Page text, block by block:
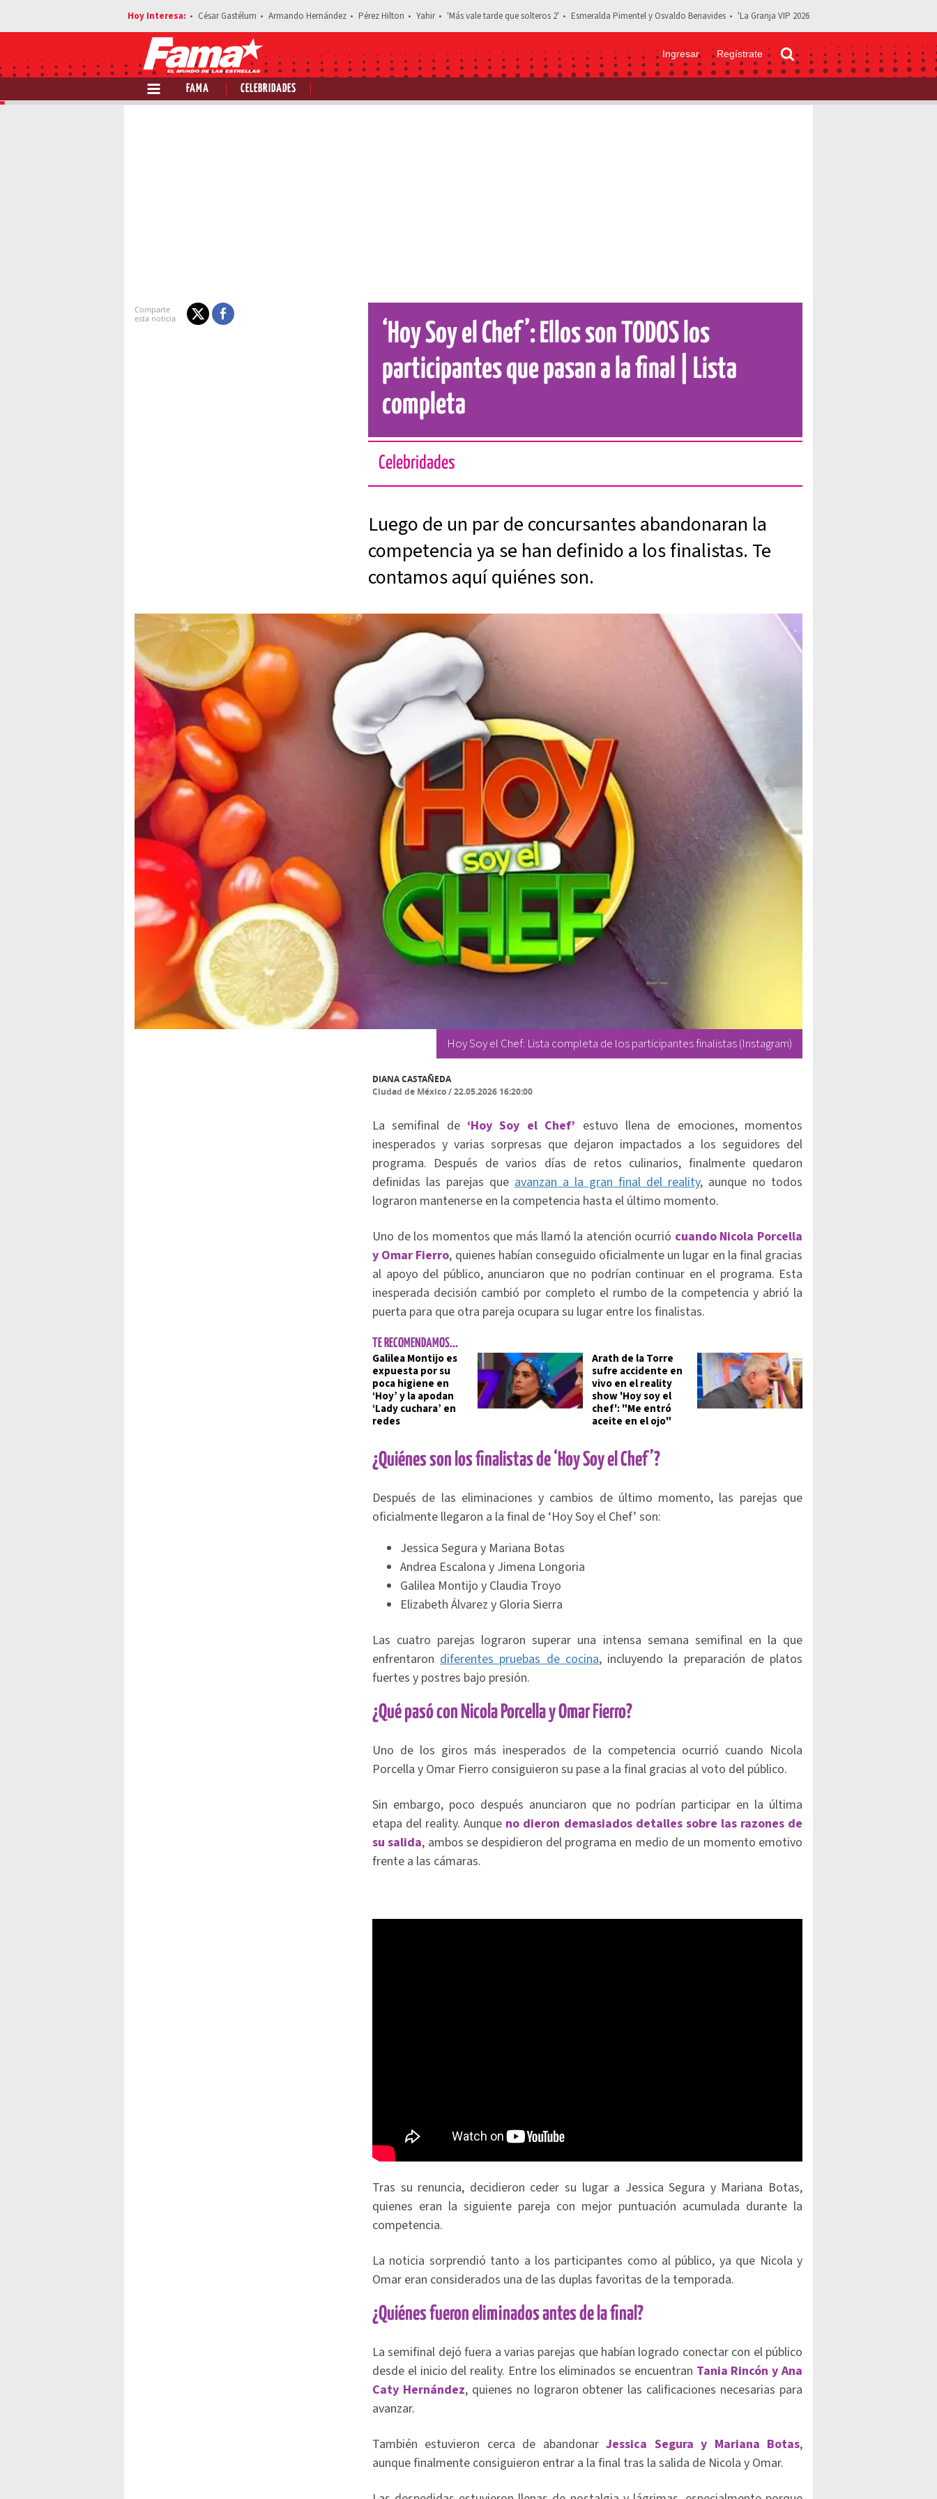
César Gastélum Armando Hernández Pérez Hilton Yahir 'Más vale tarde que solteros 2' Esmeralda Pimentel y Osvaldo Benavides 'La Granja VIP 2026
Ingresar Regístrate
FAMA CELEBRIDADES
Estás leyendo: ‘Hoy Soy el Chef’: Ellos son TODOS los participantes que pasan a la final | Lista completa
‘Hoy Soy el Chef’: Ellos son TODOS los
participantes que pasan a la final | Lista
completa
Celebridades
Luego de un par de concursantes abandonaran la
competencia ya se han definido a los finalistas. Te
contamos aquí quiénes son.
Hoy Soy el Chef: Lista completa de los participantes finalistas (Instagram)
DIANA CASTAÑEDA
Ciudad de México/22.05.2026 16:20:00
La semifinal de ‘Hoy Soy el Chef’ estuvo llena de emociones, momentos
inesperados y varias sorpresas que dejaron impactados a los seguidores del
programa. Después de varios días de retos culinarios, finalmente quedaron
definidas las parejas que avanzan a la gran final del reality, aunque no todos
lograron mantenerse en la competencia hasta el último momento.
Uno de los momentos que más llamó la atención ocurrió cuando Nicola Porcella
y Omar Fierro, quienes habían conseguido oficialmente un lugar en la final gracias
al apoyo del público, anunciaron que no podrían continuar en el programa. Esta
inesperada decisión cambió por completo el rumbo de la competencia y abrió la
puerta para que otra pareja ocupara su lugar entre los finalistas.
TE RECOMENDAMOS...
Galilea Montijo es
expuesta por su
poca higiene en
‘Hoy’ y la apodan
‘Lady cuchara’ en
redes
Arath de la Torre
sufre accidente en
vivo en el reality
show 'Hoy soy el
chef': "Me entró
aceite en el ojo"
¿Quiénes son los finalistas de ‘Hoy Soy el Chef’?
Después de las eliminaciones y cambios de último momento, las parejas que
oficialmente llegaron a la final de ‘Hoy Soy el Chef’ son:
Jessica Segura y Mariana Botas
Andrea Escalona y Jimena Longoria
Galilea Montijo y Claudia Troyo
Elizabeth Álvarez y Gloria Sierra
Las cuatro parejas lograron superar una intensa semana semifinal en la que
enfrentarondiferentes pruebas de cocina, incluyendo la preparación de platos
fuertes y postres bajo presión.
¿Qué pasó con Nicola Porcella y Omar Fierro?
Uno de los giros más inesperados de la competencia ocurrió cuando Nicola
Porcella y Omar Fierro consiguieron su pase a la final gracias al voto del público.
Sin embargo, poco después anunciaron que no podrían participar en la última
etapa del reality. Aunque no dieron demasiados detalles sobre las razones de
su salida, ambos se despidieron del programa en medio de un momento emotivo
frente a las cámaras.
Tras su renuncia, decidieron ceder su lugar a Jessica Segura y Mariana Botas,
quienes eran la siguiente pareja con mejor puntuación acumulada durante la
competencia.
La noticia sorprendió tanto a los participantes como al público, ya que Nicola y
Omar eran considerados una de las duplas favoritas de la temporada.
¿Quiénes fueron eliminados antes de la final?
La semifinal dejó fuera a varias parejas que habían logrado conectar con el público
desde el inicio del reality. Entre los eliminados se encuentran Tania Rincón y Ana
Caty Hernández, quienes no lograron obtener las calificaciones necesarias para
avanzar.
También estuvieron cerca de abandonarJessica Segura y Mariana Botas,
aunque finalmente consiguieron entrar a la final tras la salida de Nicola y Omar.